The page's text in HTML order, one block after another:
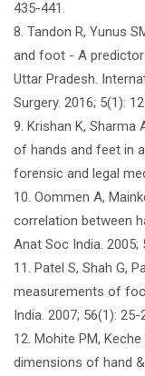
435-441.
8. Tandon R, Yunus
and foot - A
Uttar Pradesh.
Surgery. 2016; 5(1):
9. Krishan K,
of hands and feet in
forensic and legal
10. Oommen A,
correlation between
Anat Soc India. 2005;
11. Patel S, Shah G,
measurements of
India. 2007; 56(1): 25-
12. Mohite PM,
dimensions of hand